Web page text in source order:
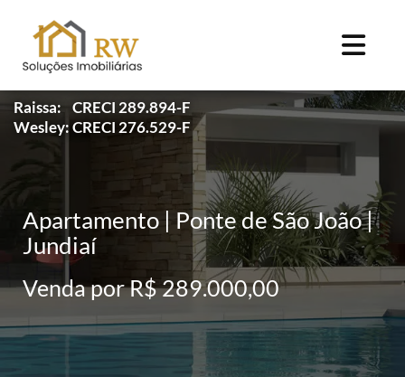
Raissa: CRECI 289.894-F
Wesley: CRECI 276.529-F
Apartamento | Ponte de São João |
Jundiaí
Venda por R$ 289.000,00